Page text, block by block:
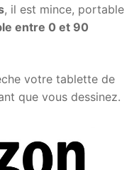
, il est mince, portable
entre 0 et 90
votre tablette de
que vous dessinez.